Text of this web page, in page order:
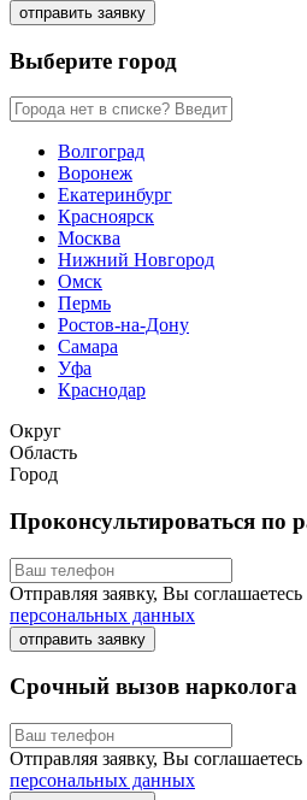
отправить заявку
Выберите город
Волгоград
Воронеж
Екатеринбург
Красноярск
Москва
Нижний Новгород
Омск
Пермь
Ростов-на-Дону
Самара
Уфа
Краснодар
Округ
Область
Город
Проконсультироваться по
Отправляя заявку, Вы
персональных данных
отправить заявку
Срочный вызов нарколога
Отправляя заявку, Вы
персональных данных